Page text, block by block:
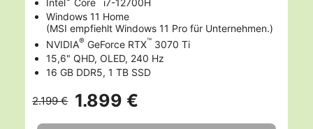
Intel Core
i7-12700H
Windows 11 Home
(MSI empfiehlt Windows 11 Pro für Unternehmen.)
NVIDIA® GeForce RTX™ 3070 Ti
15,6" QHD, OLED, 240 Hz
16 GB DDR5, 1 TB SSD
2.199 € 1.899 €